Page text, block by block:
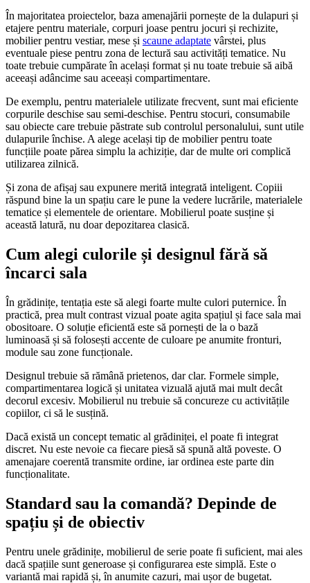
În majoritatea proiectelor, baza amenajării pornește de la dulapuri și
etajere pentru materiale, corpuri joase pentru jocuri și rechizite,
mobilier pentru vestiar, mese și scaune adaptate vârstei, plus
eventuale piese pentru zona de lectură sau activități tematice. Nu
toate trebuie cumpărate în același format și nu toate trebuie să aibă
aceeași adâncime sau aceeași compartimentare.
De exemplu, pentru materialele utilizate frecvent, sunt mai eficiente
corpurile deschise sau semi-deschise. Pentru stocuri, consumabile
sau obiecte care trebuie păstrate sub controlul personalului, sunt utile
dulapurile închise. A alege același tip de mobilier pentru toate
funcțiile poate părea simplu la achiziție, dar de multe ori complică
utilizarea zilnică.
Și zona de afișaj sau expunere merită integrată inteligent. Copiii
răspund bine la un spațiu care le pune la vedere lucrările, materialele
tematice și elementele de orientare. Mobilierul poate susține și
această latură, nu doar depozitarea clasică.
Cum alegi culorile și designul fără să
încarci sala
În grădinițe, tentația este să alegi foarte multe culori puternice. În
practică, prea mult contrast vizual poate agita spațiul și face sala mai
obositoare. O soluție eficientă este să pornești de la o bază
luminoasă și să folosești accente de culoare pe anumite fronturi,
module sau zone funcționale.
Designul trebuie să rămână prietenos, dar clar. Formele simple,
compartimentarea logică și unitatea vizuală ajută mai mult decât
decorul excesiv. Mobilierul nu trebuie să concureze cu activitățile
copiilor, ci să le susțină.
Dacă există un concept tematic al grădiniței, el poate fi integrat
discret. Nu este nevoie ca fiecare piesă să spună altă poveste. O
amenajare coerentă transmite ordine, iar ordinea este parte din
funcționalitate.
Standard sau la comandă? Depinde de
spațiu și de obiectiv
Pentru unele grădinițe, mobilierul de serie poate fi suficient, mai ales
dacă spațiile sunt generoase și configurarea este simplă. Este o
variantă mai rapidă și, în anumite cazuri, mai ușor de bugetat.